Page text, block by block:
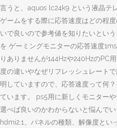
言うと、aquos lc24k9 という液晶テ
ゲームをする際に応答速度はどの程
いで良いので参考値を知りたいとい
を ゲーミングモニターの応答速度
りありませんが144Hzや240HzのPC
度の違いやなぜリフレッシュレート
明していますので、応答速度って何
ています。 ps5用に新しくモニター
選べば良いのかわからないと悩んで
hdmi2.1、パネルの種類、解像度とい